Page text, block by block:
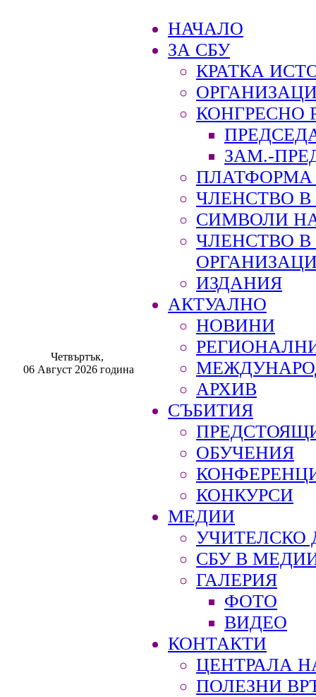
Четвъртък,
06 Август 2026 година
НАЧАЛО
ЗА СБУ
КРАТКА
КОНГРЕСНО
ЗАМ.-
ПЛАТФОРМА
ЧЛЕНСТВО В
СИМВОЛИ
ЧЛЕНСТВО
ИЗДАНИЯ
АКТУАЛНО
НОВИНИ
АРХИВ
СЪБИТИЯ
ОБУЧЕНИЯ
КОНКУРСИ
МЕДИИ
УЧИТЕЛСКО
СБУ В
ГАЛЕРИЯ
ФОТО
ВИДЕО
КОНТАКТИ
ЦЕНТРАЛА
ПОЛЕЗНИ